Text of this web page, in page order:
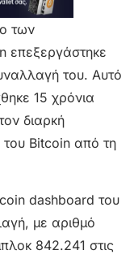
των
επεξεργάστηκε
του. Αυτό
15 χρόνια
διαρκή
του Bitcoin από τη
dashboard του
με αριθμό
842.241 στις